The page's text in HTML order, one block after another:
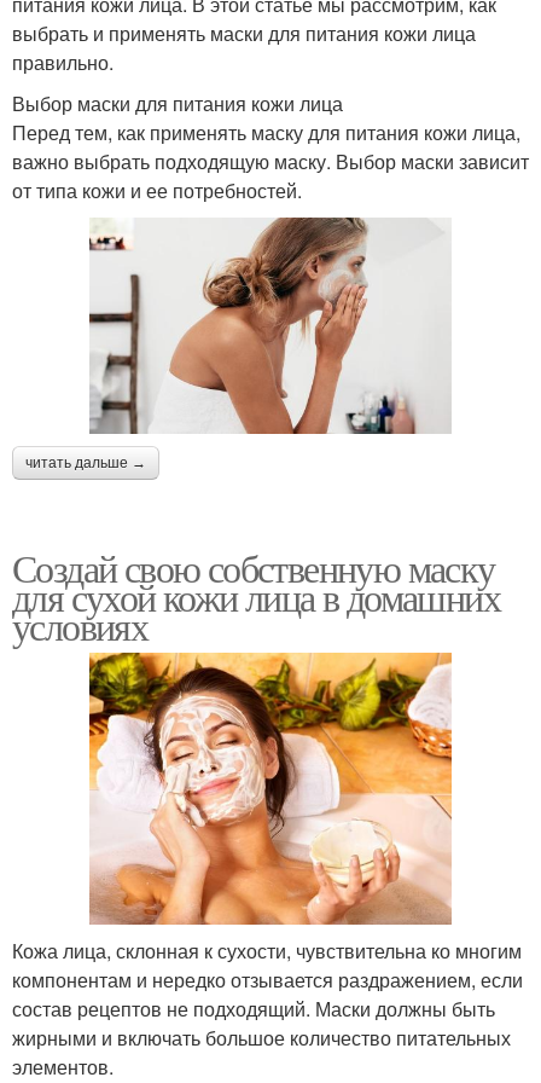
выбрать и применять маски для питания кожи лица
правильно.
Выбор маски для питания кожи лица
Перед тем, как применять маску для питания кожи лица,
важно выбрать подходящую маску. Выбор маски зависит
от типа кожи и ее потребностей.
читать дальше →
Создай свою собственную маску
для сухой кожи лица в домашних
условиях
Кожа лица, склонная к сухости, чувствительна ко многим
компонентам и нередко отзывается раздражением, если
состав рецептов не подходящий. Маски должны быть
жирными и включать большое количество питательных
элементов.